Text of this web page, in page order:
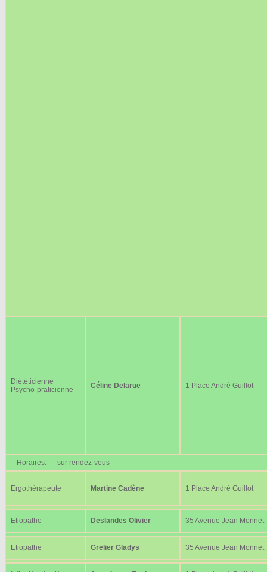
Diététicienne
Psycho-praticienne
Céline Delarue 1 Place André Guillot
Horaires: sur rendez-vous
Ergothérapeute Martine Cadène 1 Place André Guillot
Etiopathe Deslandes Olivier 35 Avenue Jean Monnet
Etiopathe Grelier Gladys 35 Avenue Jean Monnet